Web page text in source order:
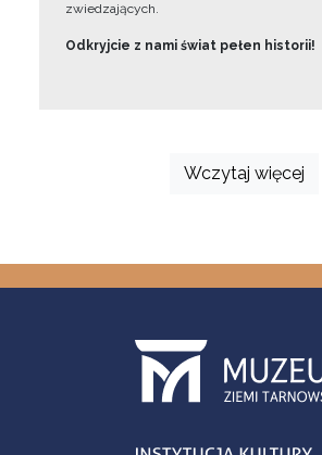
zwiedzających.
Odkryjcie z nami świat pełen historii!
Wczytaj więcej